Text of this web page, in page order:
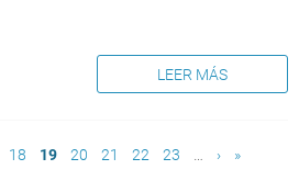
LEER MÁS
18 19 20 21 22 23 … › »